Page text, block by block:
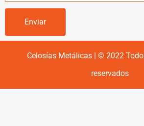
Celosías Metálicas | © 2022
reservados